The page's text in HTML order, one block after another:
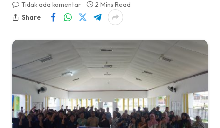
Tidak ada komentar
2 Mins Read
Share